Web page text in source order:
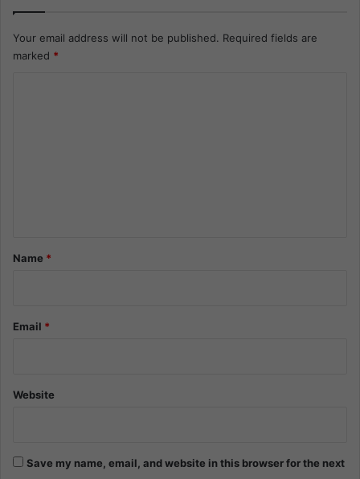
Your email address will not be published. Required fields are
marked *
*Name *
Email *
Website
Save my name, email, and website in this browser for the next